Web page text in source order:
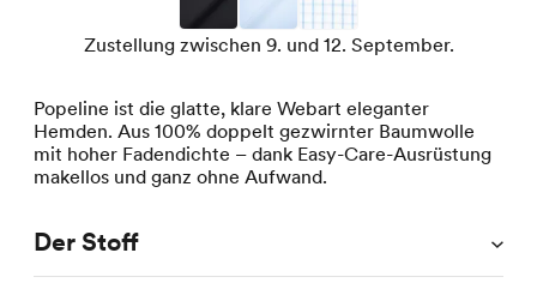
Zustellung zwischen 9. und 12. September.
Popeline ist die glatte, klare Webart eleganter
Hemden. Aus 100% doppelt gezwirnter Baumwolle
mit hoher Fadendichte – dank Easy-Care-Ausrüstung
makellos und ganz ohne Aufwand.
Der Stoff